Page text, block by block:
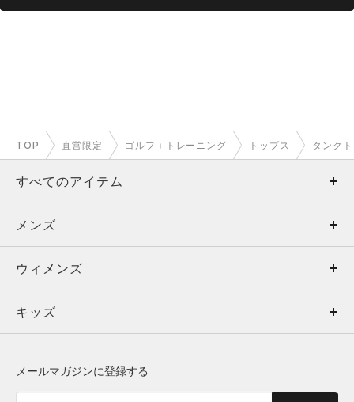
TOP 直営限定 ゴルフ＋トレーニング トップス タンク
すべてのアイテム
メンズ
ウィメンズ
キッズ
メンズ
トップス
ボトムス
ウィメンズ
トップス
キッズ
メールマガジンに登録する